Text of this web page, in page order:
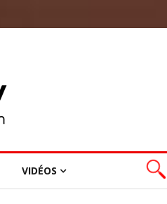
VIDÉOS